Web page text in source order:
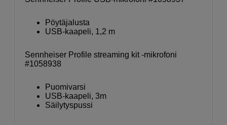
Pöytäjalusta
USB-kaapeli, 1,2 m
Sennheiser Profile streaming kit -mikrofoni
#1058938
Puomivarsi
USB-kaapeli, 3m
Säilytyspussi